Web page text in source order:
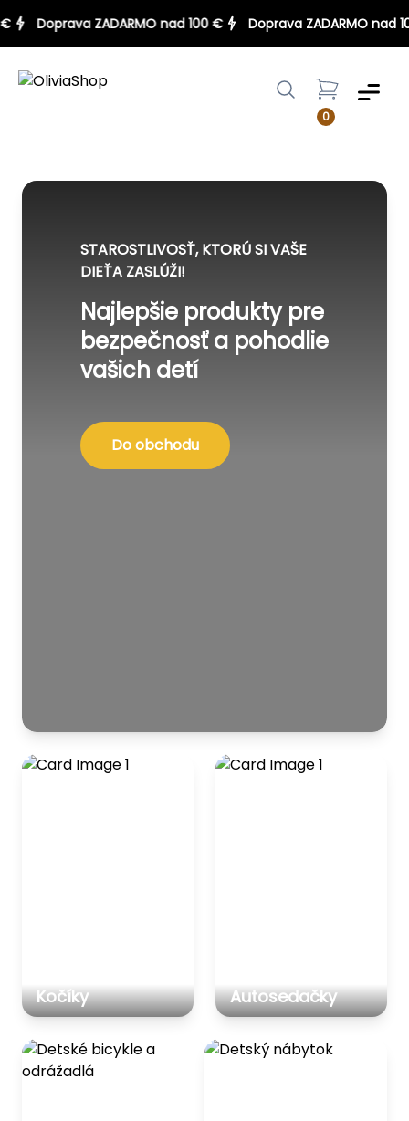
€ Doprava ZADARMO nad 100 € Doprava ZADARMO
0
Menu
STAROSTLIVOSŤ, KTORÚ SI VAŠE
DIEŤA ZASLÚŽI!
Najlepšie produkty pre
bezpečnosť a pohodlie
vašich detí
Do obchodu
Kočíky Autosedačky